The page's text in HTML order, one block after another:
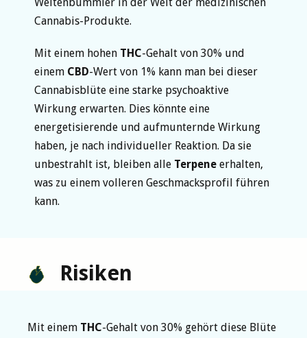
Cannabis-Produkte.
Mit einem hohen THC-Gehalt von 30% und
einem CBD-Wert von 1% kann man bei dieser
Cannabisblüte eine starke psychoaktive
Wirkung erwarten. Dies könnte eine
energetisierende und aufmunternde Wirkung
haben, je nach individueller Reaktion. Da sie
unbestrahlt ist, bleiben alle Terpene erhalten,
was zu einem volleren Geschmacksprofil führen
kann.
Risiken
Mit einem THC-Gehalt von 30% gehört diese Blüte